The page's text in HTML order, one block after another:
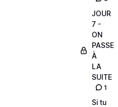
JOUR
7 -
ON
PASSE
À
LA
SUITE
1
Si tu